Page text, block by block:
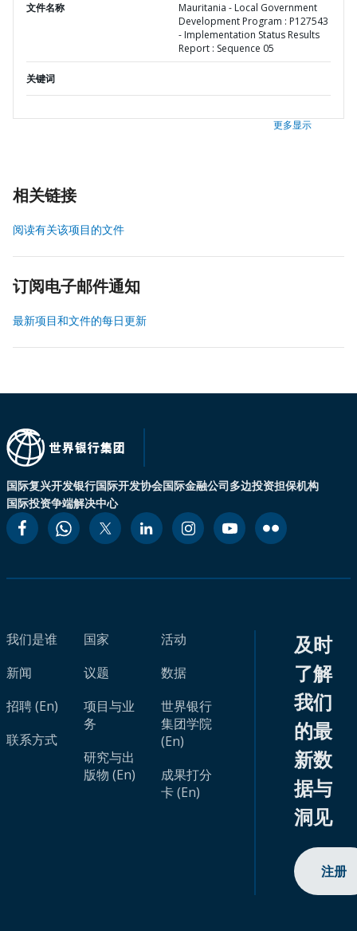
文件名称
Mauritania - Local Government
Development Program : P127543
- Implementation Status Results
Report : Sequence 05
关键词
更多显示
相关链接
阅读有关该项目的文件
订阅电子邮件通知
最新项目和文件的每日更新
国际复兴开发银行国际开发协会国际金融公司多边投资担保机构
国际投资争端解决中心
我们是谁
新闻
招聘 (En)
联系方式
国家
议题
项目与业
务
研究与出
版物 (En)
活动
数据
世界银行
集团学院
(En)
成果打分
卡 (En)
及时
了解
我们
的最
新数
据与
洞见
注册